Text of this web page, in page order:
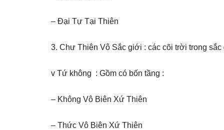
– Đại Tự Tại Thiên
3. Chư Thiên Vô Sắc giới : các cõi trời trong sắc
v Tứ không : Gồm có bốn tầng :
– Không Vô Biên Xứ Thiên
– Thức Vô Biên Xứ Thiên